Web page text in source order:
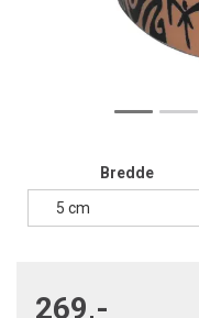
Bredde
5 cm
269,-